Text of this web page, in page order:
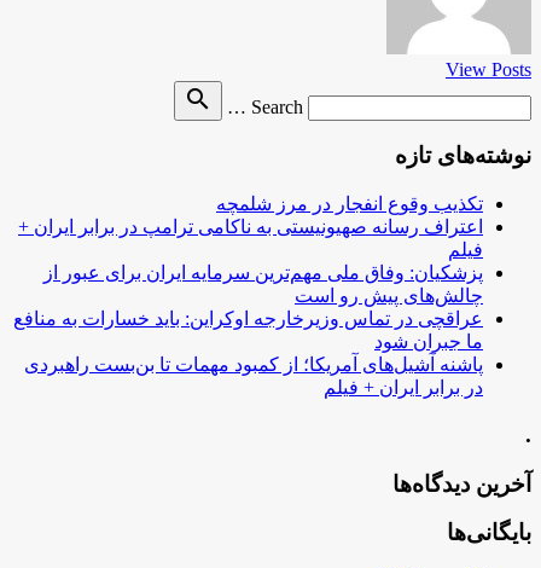
View Posts
Search …
search
نوشته‌های تازه
تکذیب وقوع انفجار در مرز شلمچه
اعتراف رسانه صهیونیستی به ناکامی ترامپ در برابر ایران +
فیلم
پزشکیان: وفاق ملی مهم‌ترین سرمایه ایران برای عبور از
چالش‌های پیش رو است
عراقچی در تماس وزیرخارجه اوکراین: باید خسارات به منافع
ما جبران شود
پاشنه آشیل‌های آمریکا؛ از کمبود مهمات تا بن‌بست راهبردی
در برابر ایران + فیلم
.
آخرین دیدگاه‌ها
بایگانی‌ها